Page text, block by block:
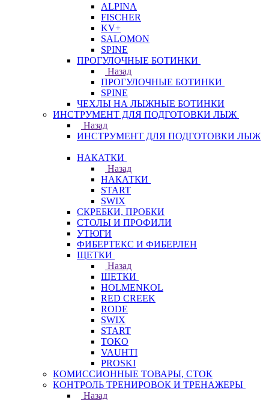
ALPINA
FISCHER
KV+
SALOMON
SPINE
ПРОГУЛОЧНЫЕ БОТИНКИ
Назад
ПРОГУЛОЧНЫЕ БОТИНКИ
SPINE
ЧЕХЛЫ НА ЛЫЖНЫЕ БОТИНКИ
ИНСТРУМЕНТ ДЛЯ ПОДГОТОВКИ ЛЫЖ
Назад
ИНСТРУМЕНТ ДЛЯ ПОДГОТОВКИ ЛЫЖ
НАКАТКИ
Назад
НАКАТКИ
START
SWIX
СКРЕБКИ, ПРОБКИ
СТОЛЫ И ПРОФИЛИ
УТЮГИ
ФИБЕРТЕКС И ФИБЕРЛЕН
ЩЕТКИ
Назад
ЩЕТКИ
HOLMENKOL
RED CREEK
RODE
SWIX
START
TOKO
VAUHTI
PROSKI
КОМИССИОННЫЕ ТОВАРЫ, СТОК
КОНТРОЛЬ ТРЕНИРОВОК И ТРЕНАЖЕРЫ
Назад